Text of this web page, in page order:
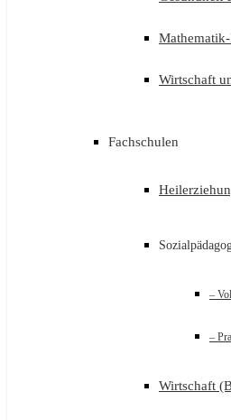
Wirtschaft
Fachschulen
–
–
Wirtschaft